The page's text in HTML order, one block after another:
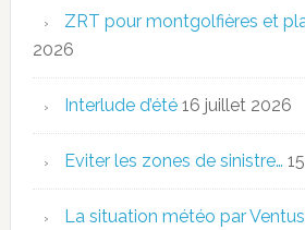
ZRT pour montgolfières et
2026
Interlude d’été 16 juillet 2026
Eviter les zones de sinistre…
La situation météo par